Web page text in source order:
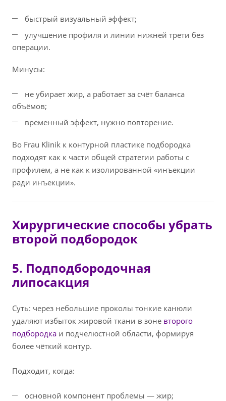
быстрый визуальный эффект;
улучшение профиля и линии нижней трети без
операции.
Минусы:
не убирает жир, а работает за счёт баланса
объёмов;
временный эффект, нужно повторение.
Во Frau Klinik к контурной пластике подбородка
подходят как к части общей стратегии работы с
профилем, а не как к изолированной «инъекции
ради инъекции».
Хирургические способы убрать
второй подбородок
5. Подподбородочная
липосакция
Суть: через небольшие проколы тонкие канюли
удаляют избыток жировой ткани в зоне второго
подбородка и подчелюстной области, формируя
более чёткий контур.
Подходит, когда:
основной компонент проблемы — жир;